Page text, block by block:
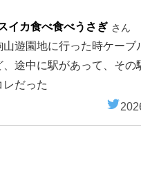
イカ食べ食べうさぎ さん
山遊園地に行った時ケーブ
、途中に駅があって、その
レだった